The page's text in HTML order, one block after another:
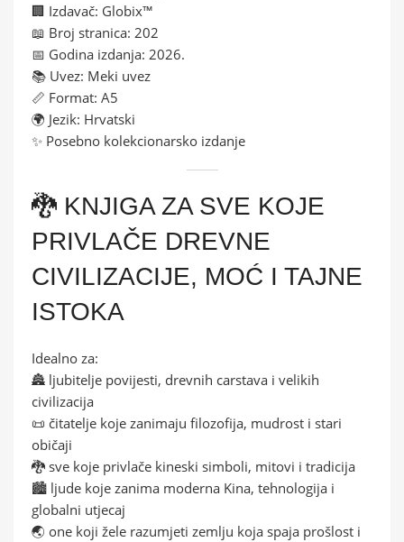
🏢 Izdavač: Globix™
📖 Broj stranica: 202
📅 Godina izdanja: 2026.
📚 Uvez: Meki uvez
📏 Format: A5
🌍 Jezik: Hrvatski
✨ Posebno kolekcionarsko izdanje
🐉 KNJIGA ZA SVE KOJE
PRIVLAČE DREVNE
CIVILIZACIJE, MOĆ I TAJNE
ISTOKA
Idealno za:
🏯 ljubitelje povijesti, drevnih carstava i velikih
civilizacija
📜 čitatelje koje zanimaju filozofija, mudrost i stari
običaji
🐉 sve koje privlače kineski simboli, mitovi i tradicija
🏙️ ljude koje zanima moderna Kina, tehnologija i
globalni utjecaj
🌏 one koji žele razumjeti zemlju koja spaja prošlost i